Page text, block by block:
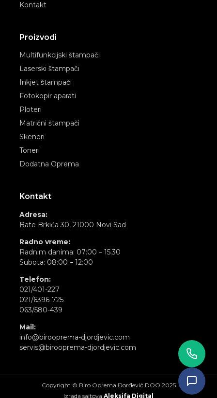
Kontakt
Proizvodi
Multifunkcijski štampači
Laserski štampači
Inkjet štampači
Fotokopir aparati
Ploteri
Matrični štampači
Skeneri
Toneri
Dodatna Oprema
Kontakt
Adresa:
Bate Brkića 30, 21000 Novi Sad
Radno vreme:
Radnim danima: 07:00 – 15.30
Subota: 08:00 – 12:00
Telefon:
021/401-227
021/6396-725
063/580-439
Mail:
info@birooprema-djordjevic.com
servis@birooprema-djordjevic.com
Copyright © Biro Oprema Đorđević DOO 2025
Izrada sajtova Aleksifa Digital